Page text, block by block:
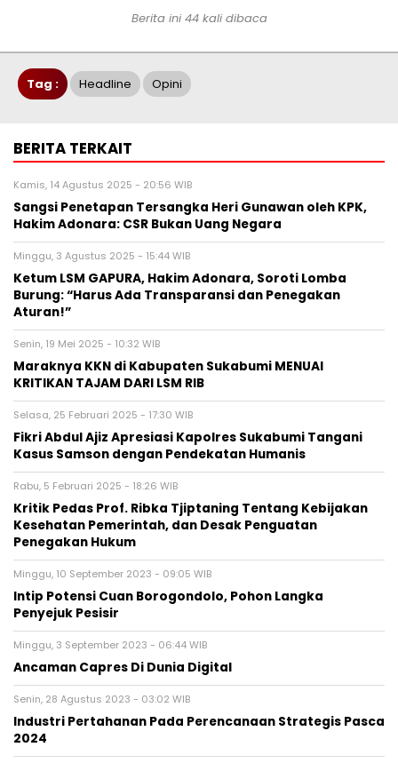
Berita ini 44 kali dibaca
Tag : Headline Opini
BERITA TERKAIT
Kamis, 14 Agustus 2025 - 20:56 WIB
‎Sangsi Penetapan Tersangka Heri Gunawan oleh KPK,
Hakim Adonara: CSR Bukan Uang Negara‎
Minggu, 3 Agustus 2025 - 15:44 WIB
Ketum LSM GAPURA, Hakim Adonara, Soroti Lomba
Burung: “Harus Ada Transparansi dan Penegakan
Aturan!”
Senin, 19 Mei 2025 - 10:32 WIB
Maraknya KKN di Kabupaten Sukabumi MENUAI
KRITIKAN TAJAM DARI LSM RIB
Selasa, 25 Februari 2025 - 17:30 WIB
Fikri Abdul Ajiz Apresiasi Kapolres Sukabumi Tangani
Kasus Samson dengan Pendekatan Humanis
Rabu, 5 Februari 2025 - 18:26 WIB
Kritik Pedas Prof. Ribka Tjiptaning Tentang Kebijakan
Kesehatan Pemerintah, dan Desak Penguatan
Penegakan Hukum
Minggu, 10 September 2023 - 09:05 WIB
Intip Potensi Cuan Borogondolo, Pohon Langka
Penyejuk Pesisir
Minggu, 3 September 2023 - 06:44 WIB
Ancaman Capres Di Dunia Digital
Senin, 28 Agustus 2023 - 03:02 WIB
Industri Pertahanan Pada Perencanaan Strategis Pasca
2024